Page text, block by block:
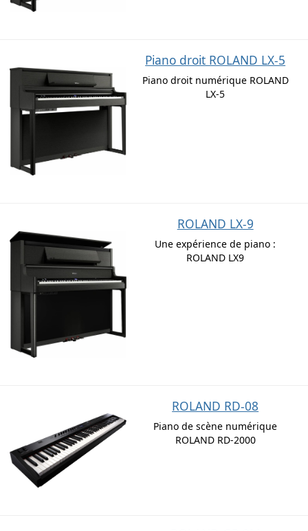
Piano droit ROLAND LX-5
Piano droit numérique ROLAND
LX-5
ROLAND LX-9
Une expérience de piano :
ROLAND LX9
ROLAND RD-08
Piano de scène numérique
ROLAND RD-2000